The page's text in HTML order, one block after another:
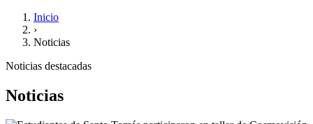
Inicio
›
Noticias
Noticias destacadas
Noticias